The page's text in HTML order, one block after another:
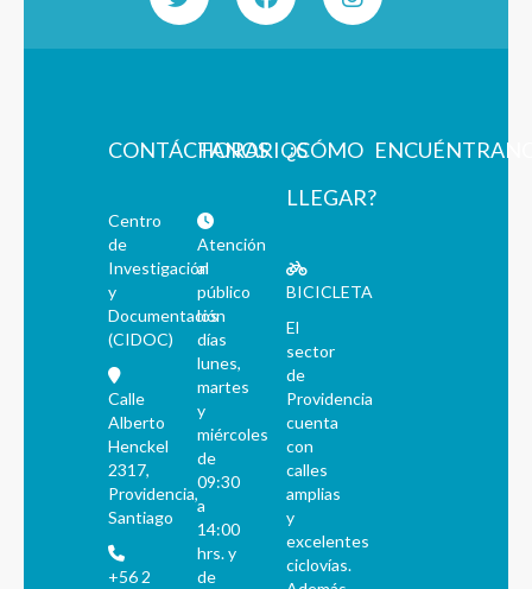
CONTÁCTANOS
Centro
de
Investigación
y
Documentación
(CIDOC)
Calle
Alberto
Henckel
2317,
Providencia,
Santiago
+56 2
HORARIOS
Atención
al
público
los
días
lunes,
martes
y
miércoles
de
09:30
a
14:00
hrs. y
de
¿CÓMO
LLEGAR?
BICICLETA
El
sector
de
Providencia
cuenta
con
calles
amplias
y
excelentes
ciclovías.